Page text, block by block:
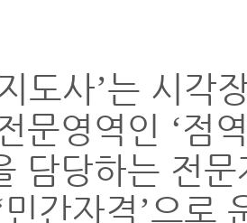
도사’는 시각
문영역인 ‘점
담당하는 전
민간자격’으로